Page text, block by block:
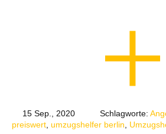
15 Sep., 2020 Schlagworte:
preiswert umzugshelfer berlin